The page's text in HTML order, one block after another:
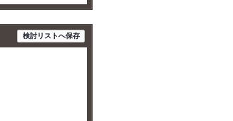
検討リストへ保存